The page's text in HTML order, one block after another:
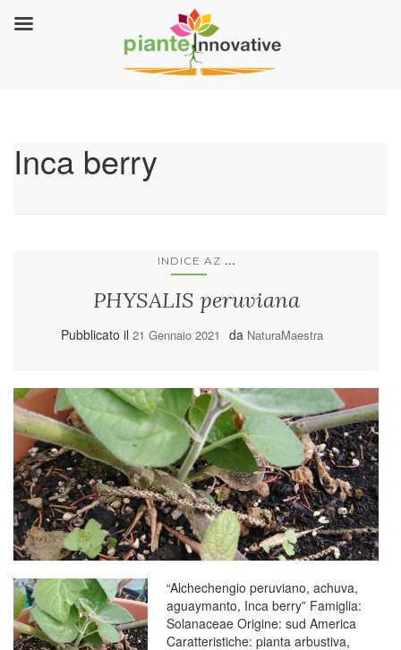
Inca berry
INDICE AZ ...
PHYSALIS peruviana
Pubblicato il 21 Gennaio 2021 da NaturaMaestra
“Alchechengio peruviano, achuva,
aguaymanto, Inca berry” Famiglia:
Solanaceae Origine: sud America
Caratteristiche: pianta arbustiva,